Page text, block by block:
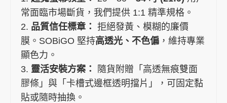
常面臨市場斷貨，我們提供 1:1 精準規格。
2. 品質信任標章： 拒絕發黃、模糊的廉價
膜。SOBiGO 堅持高透光、不色偏 ，維持專業
顯色力。
3. 靈活安裝方案：
隨貨附贈「高透無痕雙面
膠條」與「卡槽式邊框透明擋片」，可固定黏
貼或隨時抽換。